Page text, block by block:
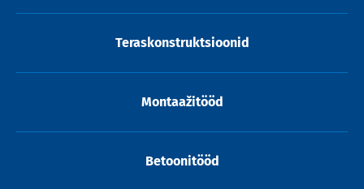
Teraskonstruktsioonid
Montaažitööd
Betoonitööd